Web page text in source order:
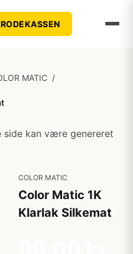
RODEKASSEN
MATIC /
side kan være genereret
COLOR MATIC
Color Matic 1K
Klarlak Silkemat